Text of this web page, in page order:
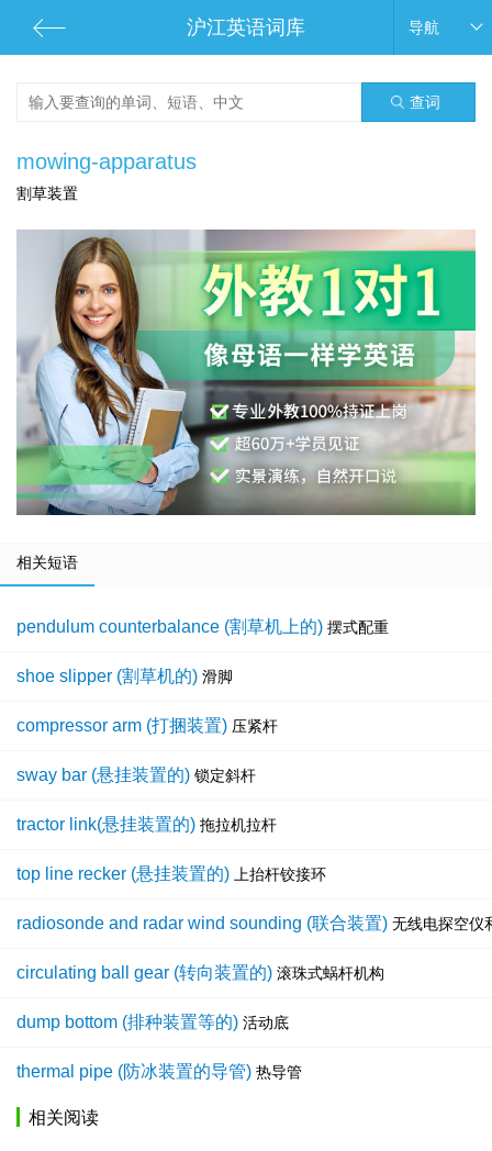
沪江英语词库 导航
查词
mowing-apparatus
割草装置
相关短语
pendulum counterbalance (割草机上的) 摆式配重
shoe slipper (割草机的) 滑脚
compressor arm (打捆装置) 压紧杆
sway bar (悬挂装置的) 锁定斜杆
tractor link(悬挂装置的) 拖拉机拉杆
top line recker (悬挂装置的) 上抬杆铰接环
radiosonde and radar wind sounding (联合装置) 无线电探空仪
circulating ball gear (转向装置的) 滚珠式蜗杆机构
dump bottom (排种装置等的) 活动底
thermal pipe (防冰装置的导管) 热导管
相关阅读